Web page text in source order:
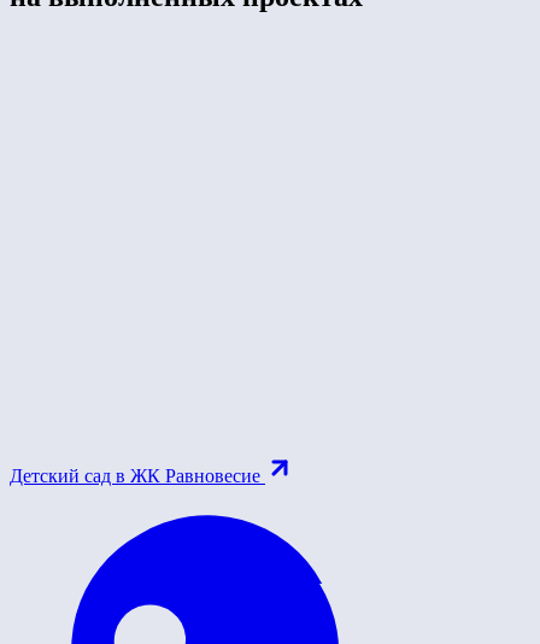
Детский сад в ЖК Равновесие